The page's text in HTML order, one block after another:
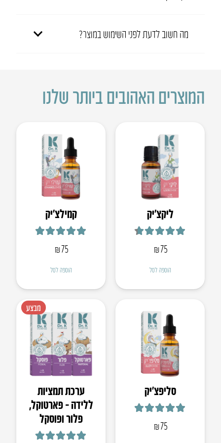
מה חשוב לדעת לפני השימוש במוצר?
המוצרים האהובים ביותר שלנו
ליקצ’יק
4.67
₪75
הוספה לסל
קמילצ’יק
4.88
₪75
הוספה לסל
סליפצ’יק
₪75
מבצע
ערכת תמציות
ללידה – פארטוקל,
פלור ופוסקל